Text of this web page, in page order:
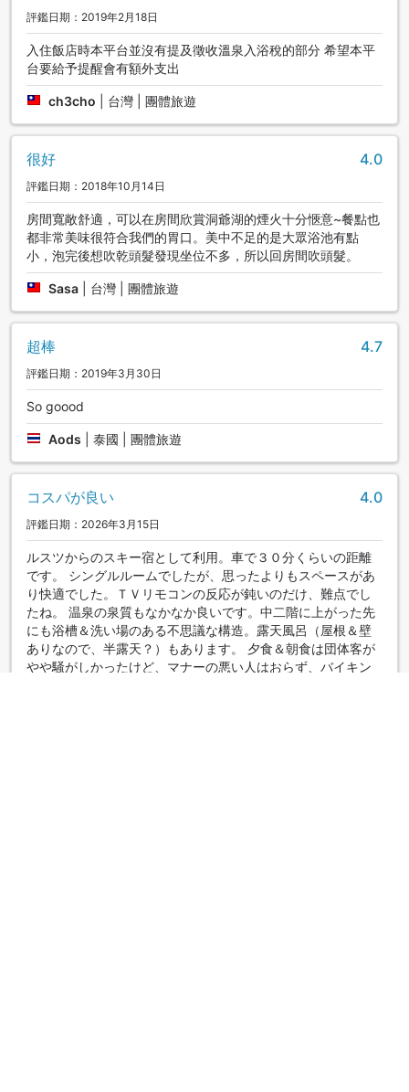
評鑑日期：2019年2月18日
入住飯店時本平台並沒有提及徵收溫泉入浴稅的部分 希望本平
台要給予提醒會有額外支出
ch3cho 台灣 | 團體旅遊
很好 4.0
評鑑日期：2018年10月14日
房間寬敞舒適，可以在房間欣賞洞爺湖的煙火十分愜意~餐點也
都非常美味很符合我們的胃口。美中不足的是大眾浴池有點
小，泡完後想吹乾頭髮發現坐位不多，所以回房間吹頭髮。
Sasa 台灣 | 團體旅遊
超棒 4.7
評鑑日期：2019年3月30日
So goood
Aods 泰國 | 團體旅遊
コスパが良い 4.0
評鑑日期：2026年3月15日
ルスツからのスキー宿として利用。車で３０分くらいの距離
です。 シングルルームでしたが、思ったよりもスペースがあ
り快適でした。ＴＶリモコンの反応が鈍いのだけ、難点でし
たね。 温泉の泉質もなかなか良いです。中二階に上がった先
にも浴槽＆洗い場のある不思議な構造。露天風呂（屋根＆壁
ありなので、半露天？）もあります。 夕食＆朝食は団体客が
やや騒がしかったけど、マナーの悪い人はおらず、バイキン